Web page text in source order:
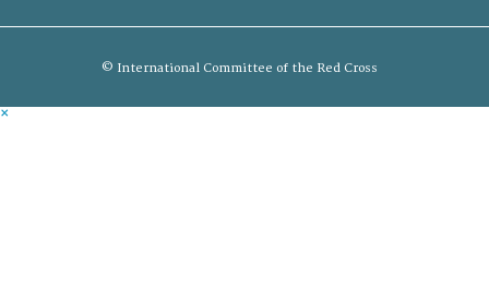
© International Committee of the Red Cross
×